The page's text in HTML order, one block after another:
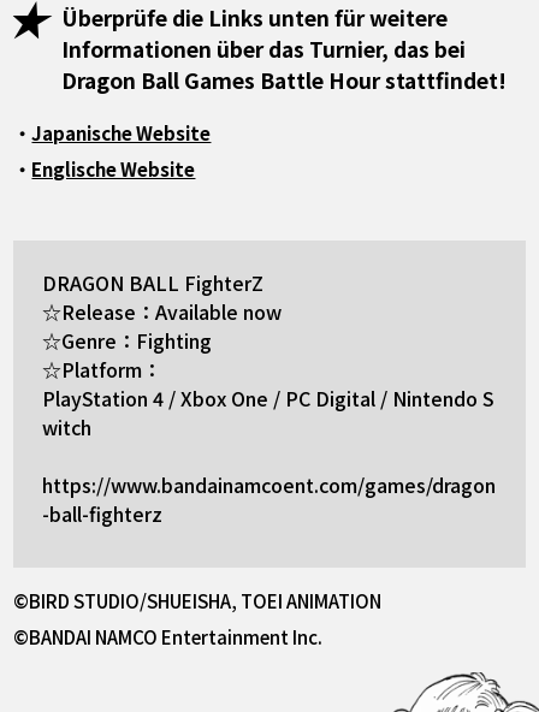
Überprüfe die Links unten für weitere
Informationen über das Turnier, das bei
Dragon Ball Games Battle Hour stattfindet!
・Japanische Website
・ Englische Website
DRAGON BALL FighterZ
☆Release：Available now
☆Genre：Fighting
☆Platform：
PlayStation 4 / Xbox One / PC Digital / Nintendo S
witch
https://www.bandainamcoent.com/games/dragon
-ball-fighterz
©BIRD STUDIO/SHUEISHA, TOEI ANIMATION
©BANDAI NAMCO Entertainment Inc.